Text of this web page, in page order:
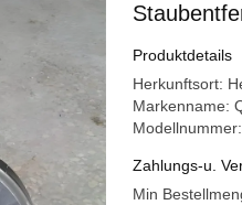
Produktdetails
Herkunftsort:
Markenname:
Zahlungs-u.
Min